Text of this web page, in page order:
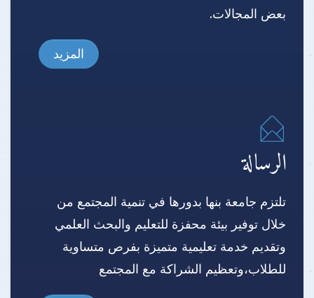
بعض المجالات.
المزيد
الرسالة
تلتزم جامعة بنها بدورها في تنمية المجتمع من
خلال توفير بيئة محفزة للتعليم والبحث العلمي
وتقديم خدمة تعليمية متميزة بفرص متساوية
للطلاب،وتعظيم الشراكة مع المجتمع